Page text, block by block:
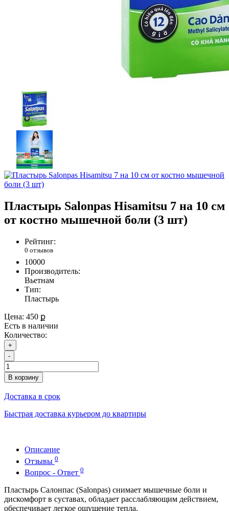
Пластырь Salonpas Hisamitsu 7 на 10 см
от костно мышечной боли (3 шт)
Рейтинг:
0 отзывов
10000
Производитель:
Вьетнам
Тип:
Пластырь
Цена: 450 ք
Есть в наличии
Количество:
+
-
В корзину
Доставка в срок
Быстрая доставка курьером до квартиры
Описание
Отзывы 0
Вопрос - Ответ 0
Пластырь Салонпас (Salonpas) снимает мышечные боли и
дискомфорт в суставах, обладает расслабляющим действием,
обеспечивает легкое ощущение тепла.